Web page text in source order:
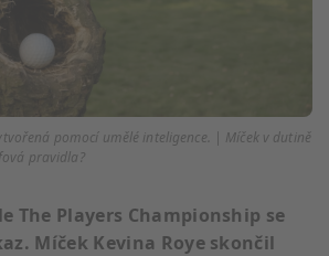
pomocí umělé inteligence. | Míček v dutině
pravidla?
The Players Championship se
Míček Kevina Roye skončil